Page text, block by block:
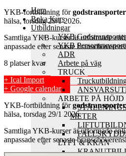
Hem
Boka Kurs
Utbildningar
YKB Godstransporter
YKB
ADR
Arbete på väg
TRUCK
ARBETE PÅ HÖJD
METER
LYFT & KRAN
YKB-fortbildning förgodstransporter
hälsa, torsdag 29/1 2026.
Samtliga YKB-kurser är utformade
anpassade efter senaste
8 platser kvar
+ Ical Import
+ Google calendar
YKB-fortbildning förgodstransporter
hälsa, torsdag 29/1 2026.
Samtliga YKB-kurser är utformade
anpassade efter senaste